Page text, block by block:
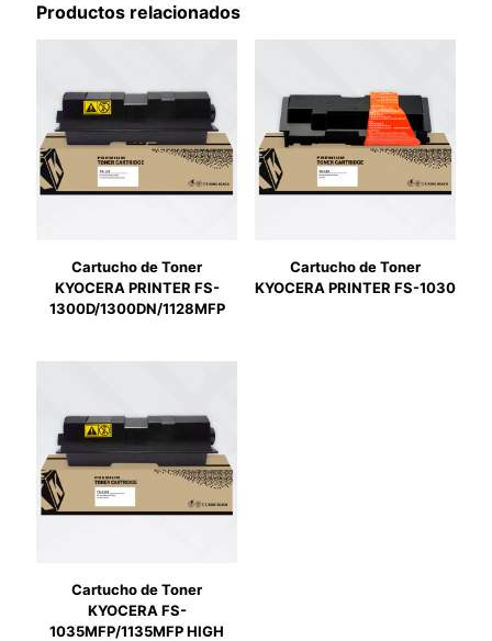
Productos relacionados
Cartucho de Toner
KYOCERA PRINTER FS-
1300D/1300DN/1128MFP
Cartucho de Toner
KYOCERA PRINTER FS-1030
Cartucho de Toner
KYOCERA FS-
1035MFP/1135MFP HIGH